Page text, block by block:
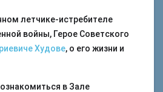
летчике-истребителе
войны, Герое Советского
Худове, о его жизни и
в Зале